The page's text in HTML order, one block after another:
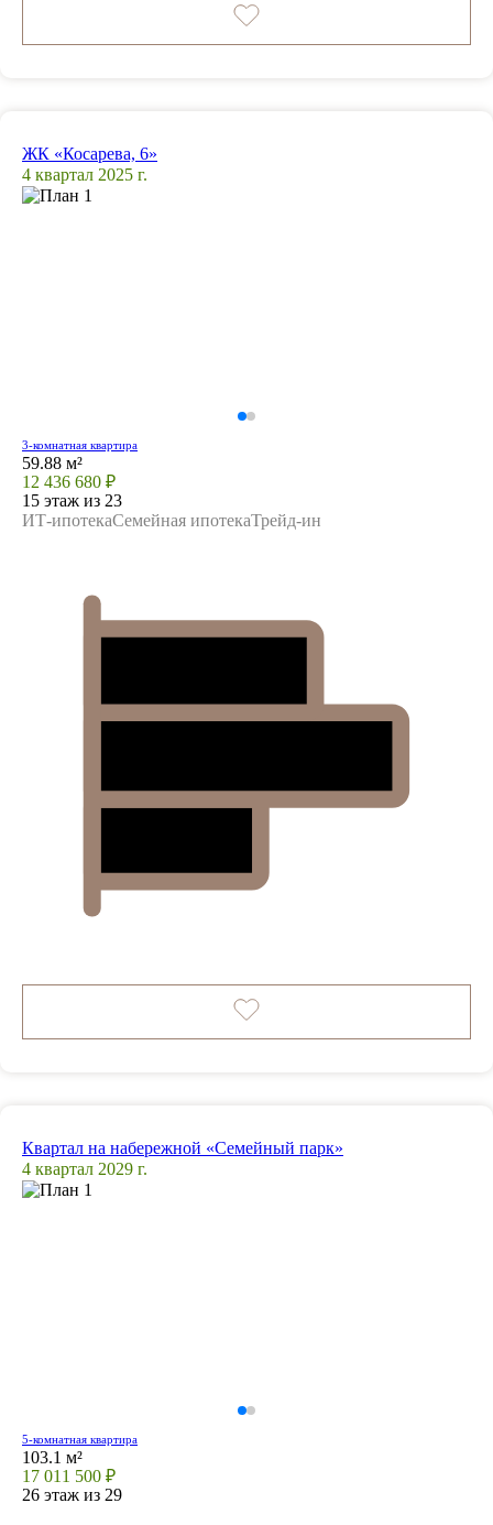
ЖК «Косарева, 6»
4 квартал 2025 г.
3-комнатная квартира
59.88 м²
12 436 680 ₽
15 этаж из 23
ИТ-ипотекаСемейная ипотекаТрейд-ин
Квартал на набережной «Семейный парк»
4 квартал 2029 г.
5-комнатная квартира
103.1 м²
17 011 500 ₽
26 этаж из 29